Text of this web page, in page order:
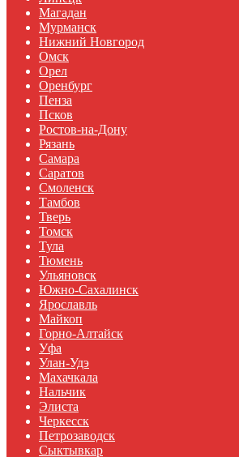
Магадан
Мурманск
Нижний Новгород
Омск
Орел
Оренбург
Пенза
Псков
Ростов-на-Дону
Рязань
Самара
Саратов
Смоленск
Тамбов
Тверь
Томск
Тула
Тюмень
Ульяновск
Южно-Сахалинск
Ярославль
Майкоп
Горно-Алтайск
Уфа
Улан-Удэ
Махачкала
Нальчик
Элиста
Черкесск
Петрозаводск
Сыктывкар